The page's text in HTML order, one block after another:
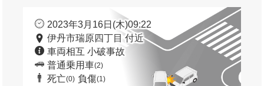
2023年3月16日(木)09:22
伊丹市瑞原四丁目 付近
車両相互 小破事故
普通乗用車(2)
死亡(0) 負傷(1)